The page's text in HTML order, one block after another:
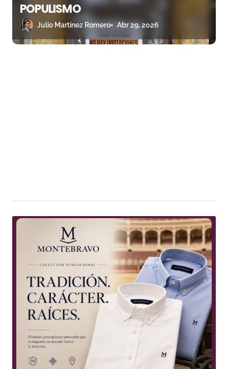
POPULISMO
Julio Martínez Romero Abr 29, 2026